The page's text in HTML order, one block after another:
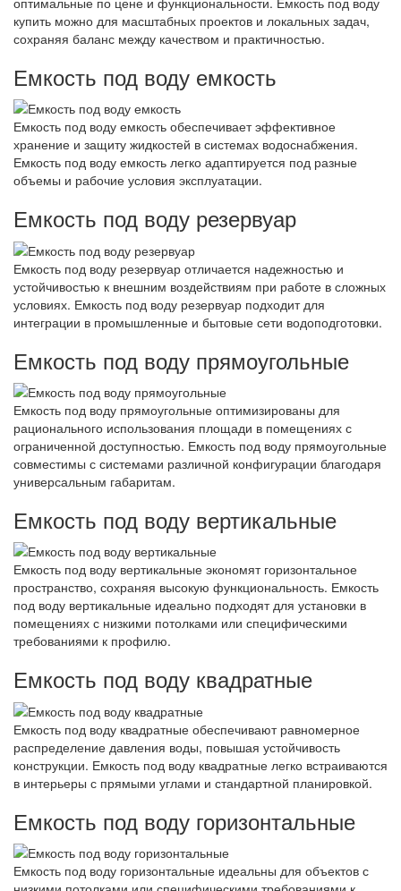
купить можно для масштабных проектов и локальных задач,
сохраняя баланс между качеством и практичностью.
Емкость под воду емкость
Емкость под воду емкость обеспечивает эффективное
хранение и защиту жидкостей в системах водоснабжения.
Емкость под воду емкость легко адаптируется под разные
объемы и рабочие условия эксплуатации.
Емкость под воду резервуар
Емкость под воду резервуар отличается надежностью и
устойчивостью к внешним воздействиям при работе в сложных
условиях. Емкость под воду резервуар подходит для
интеграции в промышленные и бытовые сети водоподготовки.
Емкость под воду прямоугольные
Емкость под воду прямоугольные оптимизированы для
рационального использования площади в помещениях с
ограниченной доступностью. Емкость под воду прямоугольные
совместимы с системами различной конфигурации благодаря
универсальным габаритам.
Емкость под воду вертикальные
Емкость под воду вертикальные экономят горизонтальное
пространство, сохраняя высокую функциональность. Емкость
под воду вертикальные идеально подходят для установки в
помещениях с низкими потолками или специфическими
требованиями к профилю.
Емкость под воду квадратные
Емкость под воду квадратные обеспечивают равномерное
распределение давления воды, повышая устойчивость
конструкции. Емкость под воду квадратные легко встраиваются
в интерьеры с прямыми углами и стандартной планировкой.
Емкость под воду горизонтальные
Емкость под воду горизонтальные идеальны для объектов с